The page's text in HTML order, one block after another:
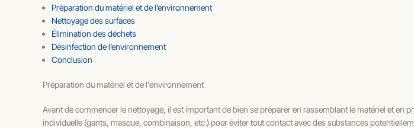
Préparation du matériel et de l’environnement
Nettoyage des surfaces
Élimination des déchets
Désinfection de l’environnement
Conclusion
Préparation du matériel et de l'environnement
Avant de commencer le nettoyage, il est important de bien se préparer en rassemblant le matériel et en
individuelle (gants, masque, combinaison, etc.) pour éviter tout contact avec des substances